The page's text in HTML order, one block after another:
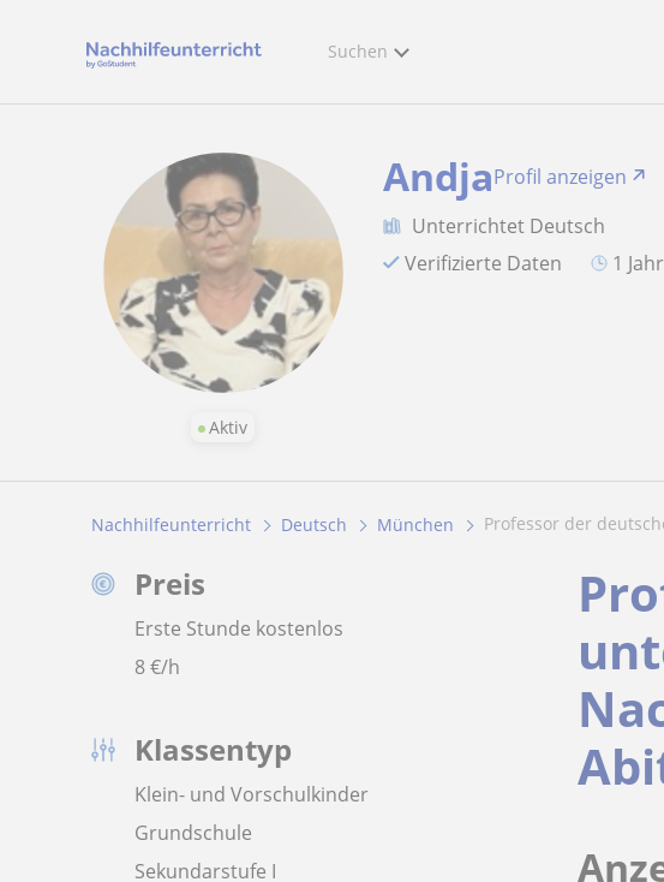
Suchen
Aktiv
AndjaProfil anzeigen
Unterrichtet Deutsch
Verifizierte Daten
1
Nachhilfeunterricht Deutsch München Professor der
Preis
Erste Stunde kostenlos
8€/h
Klassentyp
Klein- und Vorschulkinder
Grundschule
Sekundarstufe I